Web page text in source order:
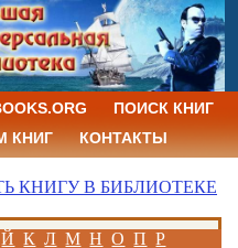
ПОИСК КНИГ
КНИГ
КОНТАКТЫ
КНИГУ В БИБЛИОТЕКЕ
Й К Л М Н О П Р